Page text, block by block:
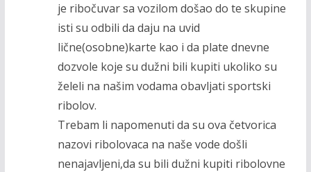
je ribočuvar sa vozilom došao do te skupine
isti su odbili da daju na uvid
lične(osobne)karte kao i da plate dnevne
dozvole koje su dužni bili kupiti ukoliko su
želeli na našim vodama obavljati sportski
ribolov.
Trebam li napomenuti da su ova četvorica
nazovi ribolovaca na naše vode došli
nenajavljeni,da su bili dužni kupiti ribolovne